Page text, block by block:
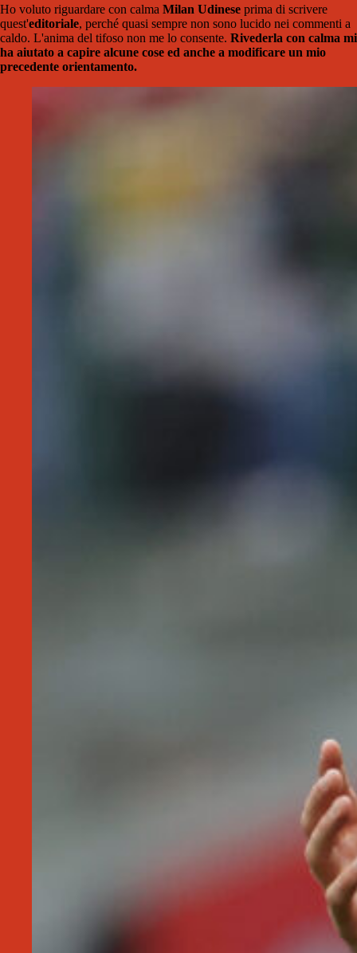
Ho voluto riguardare con calma Milan Udinese prima di scrivere
quest'editoriale, perché quasi sempre non sono lucido nei commenti a
caldo. L'anima del tifoso non me lo consente. Rivederla con calma mi
ha aiutato a capire alcune cose ed anche a modificare un mio
precedente orientamento.